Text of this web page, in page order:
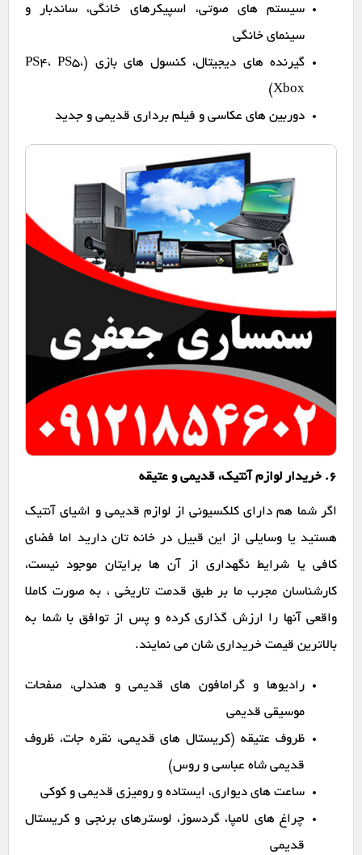
سیستم های صوتی، اسپیکرهای خانگی، ساندبار و
سینمای خانگی
گیرنده های دیجیتال، کنسول های بازی (PS4، PS5،
Xbox)
دوربین های عکاسی و فیلم برداری قدیمی و جدید
6. خریدار لوازم آنتیک، قدیمی و عتیقه
اگر شما هم دارای کلکسیونی از لوازم قدیمی و اشیای آنتیک
هستید یا وسایلی از این قبیل در خانه تان دارید اما فضای
کافی یا شرایط نگهداری از آن ها برایتان موجود نیست،
کارشناسان مجرب ما بر طبق قدمت تاریخی ، به صورت کاملا
واقعی آنها را ارزش گذاری کرده و پس از توافق با شما به
بالاترین قیمت خریداری شان می نمایند.
رادیوها و گرامافون های قدیمی و هندلی، صفحات
موسیقی قدیمی
ظروف عتیقه (کریستال های قدیمی، نقره جات، ظروف
قدیمی شاه عباسی و روس)
ساعت های دیواری، ایستاده و رومیزی قدیمی و کوکی
چراغ های لامپا، گردسوز، لوسترهای برنجی و کریستال
قدیمی